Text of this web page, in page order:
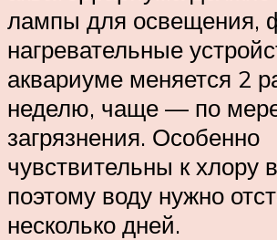
лампы для освещения,
нагревательные
аквариуме меняется 2
неделю, чаще — по
загрязнения. Особенно
чувствительны к хлору
поэтому воду нужно
несколько дней.